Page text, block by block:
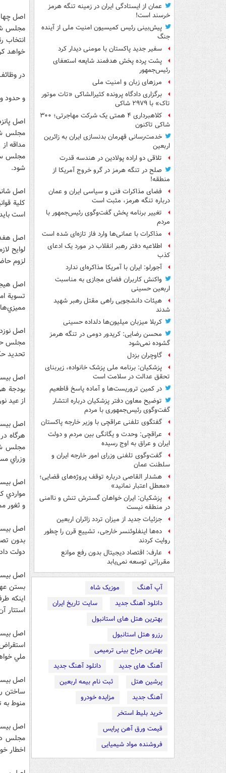
عمان از ایستادگی ایران در زمینه تنگه هرمز
خرسند است!
پیش‌بینی رئیس کمیسیون امنیت ملی از آینده
جنگ
سفیر جدید پاکستان با مومنی دیدار کرد
پشت پرده پخش هدفمند شایعه استعفای
رئیس‌جمهور
مرزهای زبان و امنیت ملی
برگزاری دادگاه پرونده کثیرالشاکی «تات موتور
تاک» با ۲۹۷۹ شاکی
کلاهبرداری ۴ همتی یک شرکت مهاجرتی؛ ۳۰۰
شاکی تاکنون
خدمت‌رسانی قهرمان بدنسازی ایران به زائرین
اربعین
تلاقی دو اراده پولادین در هندسه قدرت
صلح در تنگه هرمز در گرو خروج آمریکا از
منطقه!
فضای مذاکرات فنی و سیاسی ایران و عمان
درباره تنگه هرمز، مثبت است
تغییر برنامه پخش گفت‌وگوی رئیس‌جمهور با
مردم
مذاکرات با عمانی‌ها وارد فاز تازه‌ای شده است
اطلاعیه دفتر رهبر انقلاب در مورد یک ادعای
کذب
آجورلو: ایران با آمریکا مذاکره‌ای ندارد
واکنش کاربران فضای مجازی به مناسبت
اربعین حسینی
هیئات دانشجویی راهی مقتل رهبر شهید
شدند
کربلا میزبان میلیون‌ها دلداده حسینی
محسن رضایی: کریدور دومی در تنگه هرمز
گشوده نمی‌شود
گاوچران بزدل
پزشکیان: برنامه ملی پزشک خانواده، زیربنای
تحقق عدالت در سلامت است
در کمین تروریست‌ها و آماده پاسخ قاطعیم
توضیح معاون دفتر پزشکیان درباره انتشار
گفت‌وگوی رئیس‌جمهوری با مردم
گفتگوی تلفنی عراقچی با وزیر خارجه پاکستان
عراقچی: وحدت و یگانگی بین مردم و دولت
ایران و عراق به اوج رسیده
گفت‌وگوی تلفنی وزرای امور خارجه ایران و
سلطنت عمان
هشدار القاصی درباره توقف پروژه‌های قضایی؛
«معطل اعتبار نمانید»
پزشکیان: ایران خواهان گسترش تنش و ناامنی
در منطقه نیست
جزئیات جدید از میزان تردد زائران اربعین
ده‌ها اینفلوئنسر خارجی، تشییع قرن را چطور
روایت کردند
عارف: اقتصاد دیجیتال بدون رفع موانع
مقرراتی توسعه نمی‌یابد
آپ آهنگ
موزیک شاه
دانلود آهنگ جدید
سایت تاریخ ایران
بهترین هتل های استانبول
رزرو هتل استانبول
بهترین جراح بینی ترمیمی
آهنگ های جدید
دانلود آهنگ جدید
پرشین هتل
ثبت نام بیمه اربعین
آهنگ جدید
مزایده خودرو
خرید بلیط استخر
قیمت ورق آهن پرایس
فروشنده مواد شیمیایی
اصل
مجلس
انتخاب
خواهد
در
و حدود
اصل
مجلس
مداقه
مجلس
شود.
اصل
کلية
است
اصل
لوايح
لزوم
اصل
تسوية
اصل
مجلس حق
تحديد
اصل
بودجة
از عيد
هرگاه
مجلس
وزراي
مواردي
و ثغور
بدون
دولت
بستن
اينکه
استتار
ملي
ساختن
منوط
اصل
مجلس
اخطار